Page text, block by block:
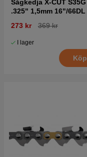
Sågkedja X-CUT S35G
.325" 1,5mm 16"/66DL
273 kr
369 kr
I lager
Köp